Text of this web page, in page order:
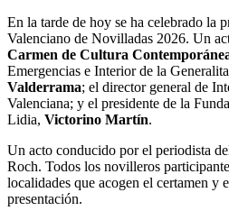
En la tarde de hoy se ha celebrado la
Valenciano de Novilladas 2026. Un
Carmen de Cultura
Emergencias e Interior de la
Valderrama; el director general de
Valenciana; y el presidente de la
Lidia, Victorino Martín.
Un acto conducido por el periodista
Roch. Todos los novilleros
localidades que acogen el certamen y
presentación.